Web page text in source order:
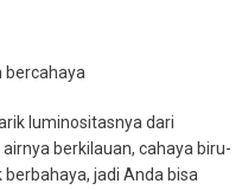
bercahaya
luminositasnya dari
berkilauan, cahaya biru-
jadi Anda bisa